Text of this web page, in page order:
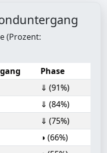
(Prozent:
Phase
⇓ (91%)
⇓ (84%)
⇓ (75%)
◑ (66%)